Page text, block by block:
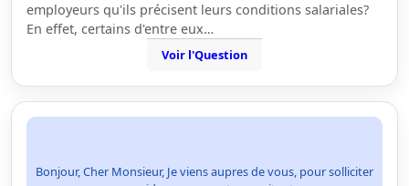
employeurs qu'ils précisent leurs conditions salariales?
En effet, certains d'entre eux…
Voir l'Question
Bonjour, Cher Monsieur, Je viens aupres de vous, pour solliciter